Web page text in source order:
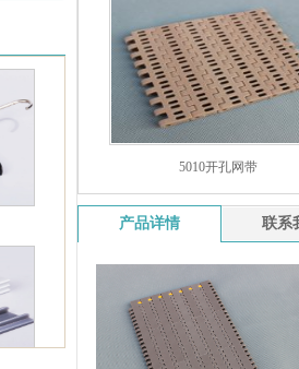
5010开孔网带
产品详情 联系